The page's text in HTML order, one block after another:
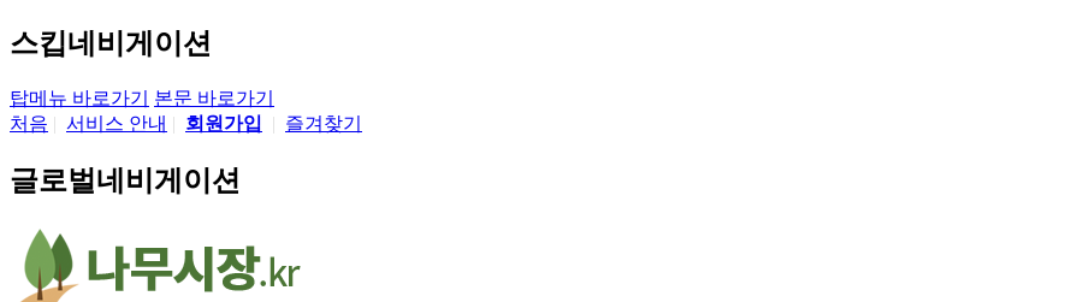
스킵네비게이션
탑메뉴 바로가기
본문 바로가기
처음 | 서비스 안내 | 회원가입 | 즐겨찾기
글로벌네비게이션